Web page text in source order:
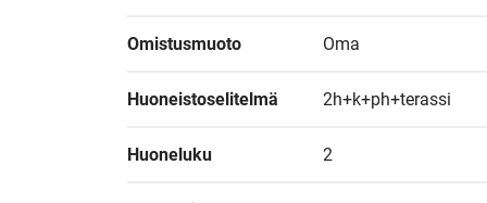
Omistusmuoto Oma
Huoneistoselitelmä 2h+k+ph+terassi
Huoneluku 2